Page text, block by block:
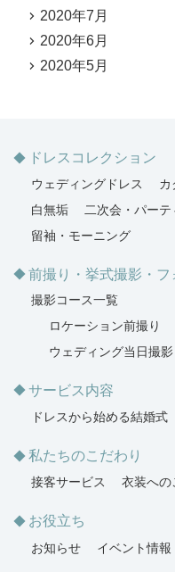
2020年7月
2020年6月
2020年5月
ドレスコレクション
ウェディングドレス カ
白無垢
二次会・パーテ
留袖・モーニング
前撮り・挙式撮影・
撮影コース一覧
ロケーション前撮り
ウェディング当日撮影
サービス内容
ドレスから始める結婚式
私たちのこだわり
接客サービス 衣装への
お役立ち
お知らせ イベント情報